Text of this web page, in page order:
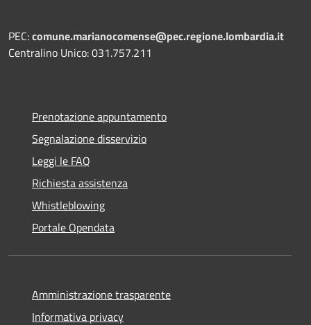
PEC:comune.marianocomense@pec.regione.lombardia.it
Centralino Unico: 031.757.211
Prenotazione appuntamento
Segnalazione disservizio
Leggi le FAQ
Richiesta assistenza
Whistleblowing
Portale Opendata
Amministrazione trasparente
Informativa privacy